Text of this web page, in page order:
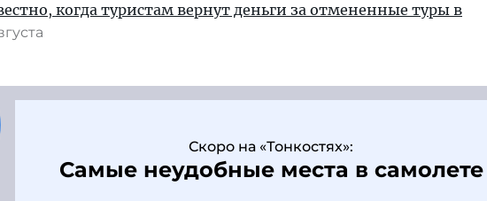
когда туристам вернут деньги за отмененные туры в
Скоро на «Тонкостях»:
Самые неудобные места в самолете